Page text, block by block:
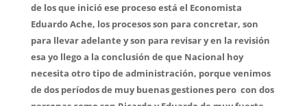
de los que inició ese proceso está el Economista
Eduardo Ache, los procesos son para concretar, son
para llevar adelante y son para revisar y en la revisión
esa yo llego a la conclusión de que Nacional hoy
necesita otro tipo de administración, porque venimos
de dos períodos de muy buenas gestiones pero con dos